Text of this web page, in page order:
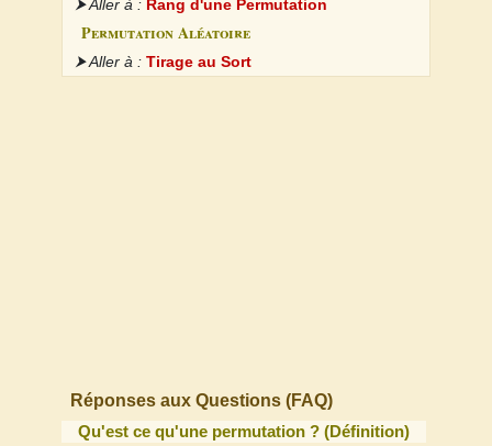
⮞ Aller à : Rang d'une Permutation
Permutation Aléatoire
⮞ Aller à : Tirage au Sort
Réponses aux Questions (FAQ)
Qu'est ce qu'une permutation ? (Définition)